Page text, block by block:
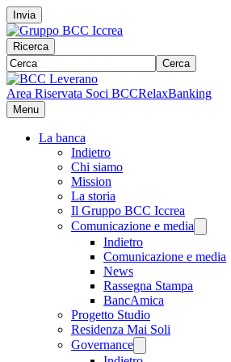
Invia
Ricerca
Cerca
Area Riservata Soci BCCRelaxBanking
Menu
La banca
Indietro
Chi siamo
Mission
La storia
Il Gruppo BCC Iccrea
Comunicazione e media
Indietro
Comunicazione e media
News
Rassegna Stampa
BancAmica
Progetto Studio
Residenza Mai Soli
Governance